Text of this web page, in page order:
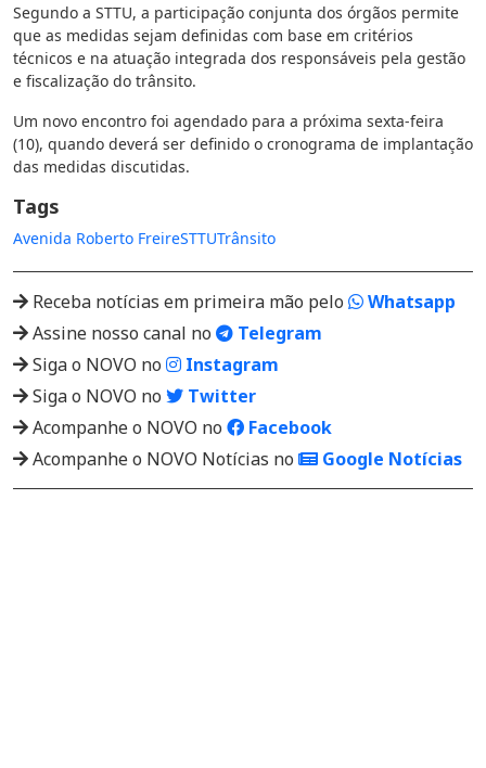
Segundo a STTU, a participação conjunta dos órgãos permite
que as medidas sejam definidas com base em critérios
técnicos e na atuação integrada dos responsáveis pela gestão
e fiscalização do trânsito.
Um novo encontro foi agendado para a próxima sexta-feira
(10), quando deverá ser definido o cronograma de implantação
das medidas discutidas.
Tags
Avenida Roberto FreireSTTUTrânsito
Receba notícias em primeira mão pelo
Whatsapp
Assine nosso canal no
Telegram
Siga o NOVO no
Instagram
Siga o NOVO no
Twitter
Acompanhe o NOVO no
Facebook
Acompanhe o NOVO Notícias no
Google Notícias